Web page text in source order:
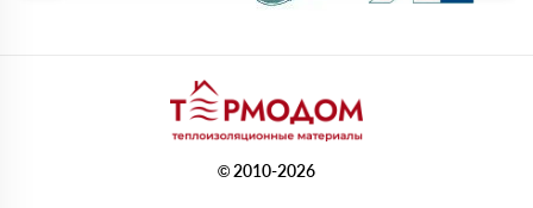
© 2010-2026